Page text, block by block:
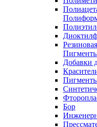
Добавки
Бор